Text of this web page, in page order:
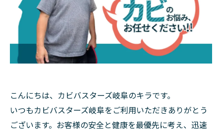
こんにちは、カビバスターズ岐阜のキラです。
いつもカビバスターズ岐阜をご利用いただきありがとう
ございます。お客様の安全と健康を最優先に考え、迅速